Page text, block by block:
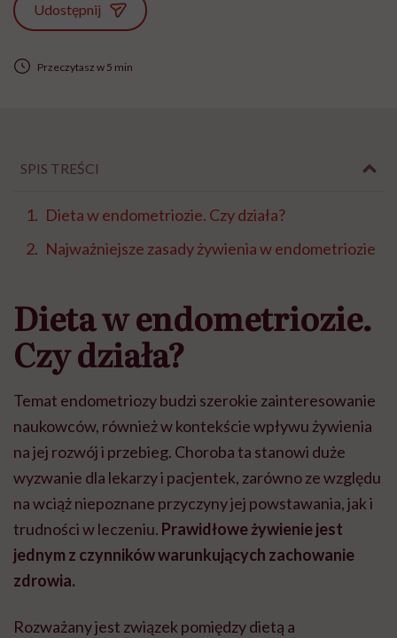
Udostępnij
Przeczytasz w 5 min
SPIS TREŚCI
Dieta w endometriozie. Czy działa?
Najważniejsze zasady żywienia w endometriozie
Dieta w endometriozie.
Czy działa?
Temat endometriozy budzi szerokie zainteresowanie
naukowców, również w kontekście wpływu żywienia
na jej rozwój i przebieg. Choroba ta stanowi duże
wyzwanie dla lekarzy i pacjentek, zarówno ze względu
na wciąż niepoznane przyczyny jej powstawania, jak i
trudności w leczeniu. Prawidłowe żywienie jest
jednym z czynników warunkujących zachowanie
zdrowia.
Rozważany jest związek pomiędzy dietą a